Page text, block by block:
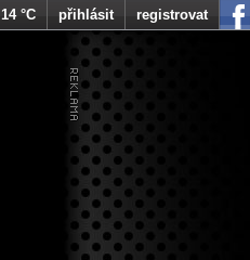
14 °C přihlásit registrovat